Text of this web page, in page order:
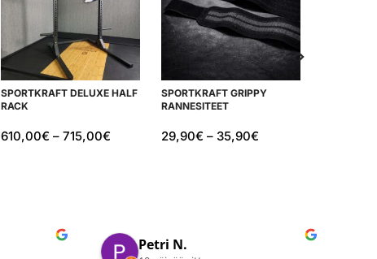
SPORTKRAFT DELUXE HALF
RACK
610,00€ – 715,00€
SPORTKRAFT GRIPPY
RANNESITEET
29,90€ – 35,90€
Juho V.